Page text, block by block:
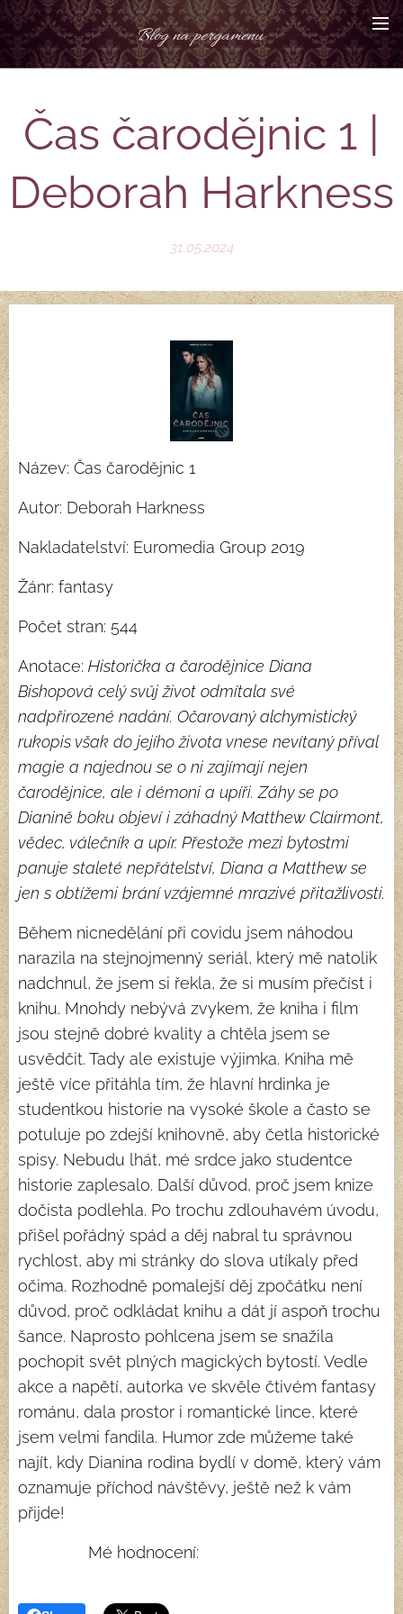
Blog na pergamenu
Čas čarodějnic 1 |
Deborah Harkness
31.05.2024
Název: Čas čarodějnic 1
Autor: Deborah Harkness
Nakladatelství: Euromedia Group 2019
Žánr: fantasy
Počet stran: 544
Anotace: Historička a čarodějnice Diana
Bishopová celý svůj život odmítala své
nadpřirozené nadání. Očarovaný alchymistický
rukopis však do jejího života vnese nevítaný příval
magie a najednou se o ni zajímají nejen
čarodějnice, ale i démoni a upíři. Záhy se po
Dianině boku objeví i záhadný Matthew Clairmont,
vědec, válečník a upír. Přestože mezi bytostmi
panuje staleté nepřátelství, Diana a Matthew se
jen s obtížemi brání vzájemné mrazivé přitažlivosti.
Během nicnedělání při covidu jsem náhodou
narazila na stejnojmenný seriál, který mě natolik
nadchnul, že jsem si řekla, že si musím přečíst i
knihu. Mnohdy nebývá zvykem, že kniha i film
jsou stejně dobré kvality a chtěla jsem se
usvědčit. Tady ale existuje výjimka. Kniha mě
ještě více přitáhla tím, že hlavní hrdinka je
studentkou historie na vysoké škole a často se
potuluje po zdejší knihovně, aby četla historické
spisy. Nebudu lhát, mé srdce jako studentce
historie zaplesalo. Další důvod, proč jsem knize
dočista podlehla. Po trochu zdlouhavém úvodu,
přišel pořádný spád a děj nabral tu správnou
rychlost, aby mi stránky do slova utíkaly před
očima. Rozhodně pomalejší děj zpočátku není
důvod, proč odkládat knihu a dát jí aspoň trochu
šance. Naprosto pohlcena jsem se snažila
pochopit svět plných magických bytostí. Vedle
akce a napětí, autorka ve skvěle čtivém fantasy
románu, dala prostor i romantické lince, které
jsem velmi fandila. Humor zde můžeme také
najít, kdy Dianina rodina bydlí v domě, který vám
oznamuje příchod návštěvy, ještě než k vám
přijde!
Mé hodnocení: ⭐⭐⭐⭐⭐